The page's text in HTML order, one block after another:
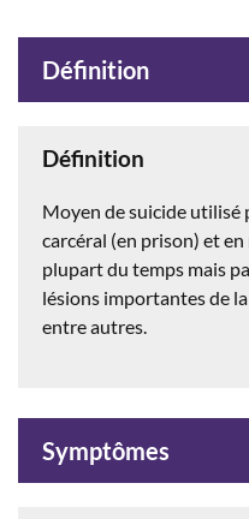
Définition
Définition
Moyen de suicide utilisé
carcéral (en prison) et
plupart du temps mais
lésions importantes de
entre autres.
Symptômes